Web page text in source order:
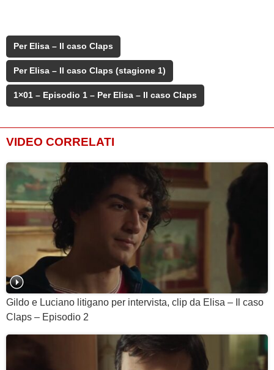
Per Elisa – Il caso Claps
Per Elisa – Il caso Claps (stagione 1)
1×01 – Episodio 1 – Per Elisa – Il caso Claps
VIDEO CORRELATI
Gildo e Luciano litigano per intervista, clip da Elisa – Il caso
Claps – Episodio 2